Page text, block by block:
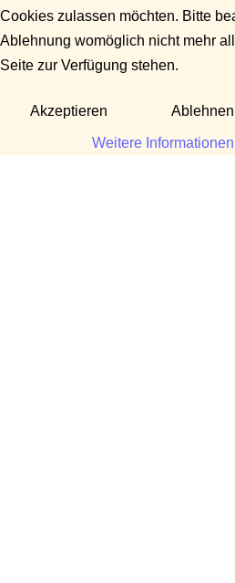
Cookies zulassen möchten. Bitte
Ablehnung womöglich nicht mehr
Seite zur Verfügung stehen.
Akzeptieren Ablehnen
Weitere Informationen